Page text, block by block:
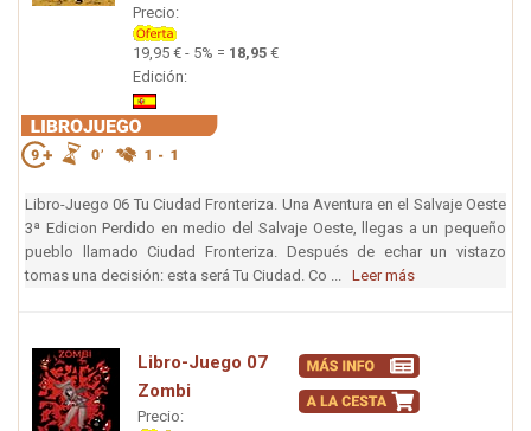
Precio:
19,95 € - 5% = 18,95 €
Edición:
Libro-Juego 06 Tu Ciudad Fronteriza. Una Aventura en el Salvaje Oeste
3ª Edicion Perdido en medio del Salvaje Oeste, llegas a un pequeño
pueblo llamado Ciudad Fronteriza. Después de echar un vistazo
tomas una decisión: esta será Tu Ciudad. Co ... Leer más
Libro-Juego 07
Zombi
Precio: